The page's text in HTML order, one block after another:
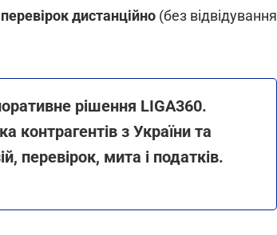
дистанційно (без відвідування
рішення LIGA360.
контрагентів з України та
перевірок, мита і податків.